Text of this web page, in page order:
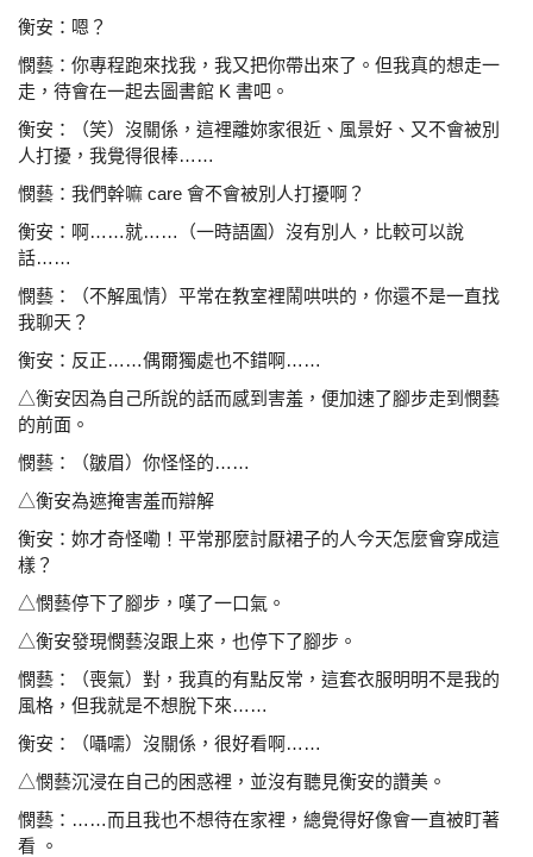
衡安：嗯？
憫藝：你專程跑來找我，我又把你帶出來了。但我真的想走一
走，待會在一起去圖書館 K 書吧。
衡安：（笑）沒關係，這裡離妳家很近、風景好、又不會被別
人打擾，我覺得很棒……
憫藝：我們幹嘛 care 會不會被別人打擾啊？
衡安：啊……就……（一時語圔）沒有別人，比較可以說
話……
憫藝：（不解風情）平常在教室裡鬧哄哄的，你還不是一直找
我聊天？
衡安：反正……偶爾獨處也不錯啊……
△衡安因為自己所說的話而感到害羞，便加速了腳步走到 憫藝
的前面。
憫藝：（皺眉）你怪怪的……
△衡安為遮掩害羞而辯解
衡安：妳才奇怪嘞！平常那麼討厭裙子的人今天怎麼會穿成這
樣？
△憫藝停下了腳步，嘆了一口氣。
△衡安發現憫藝沒跟上來，也停下了腳步。
憫藝：（喪氣）對，我真的有點反常，這套衣服明明不是我的
風格，但我就是不想脫下來……
衡安：（囁嚅）沒關係，很好看啊……
△憫藝沉浸在自己的困惑裡，並沒有聽見衡安的讚美。
憫藝：……而且我也不想待在家裡，總覺得好像會一直被盯著
看 。